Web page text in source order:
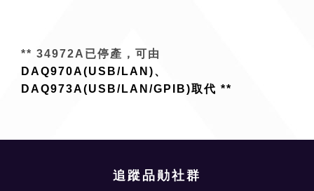
** 34972A已停產，可由
DAQ970A(USB/LAN)、
DAQ973A(USB/LAN/GPIB)取代 **
追蹤品勛社群